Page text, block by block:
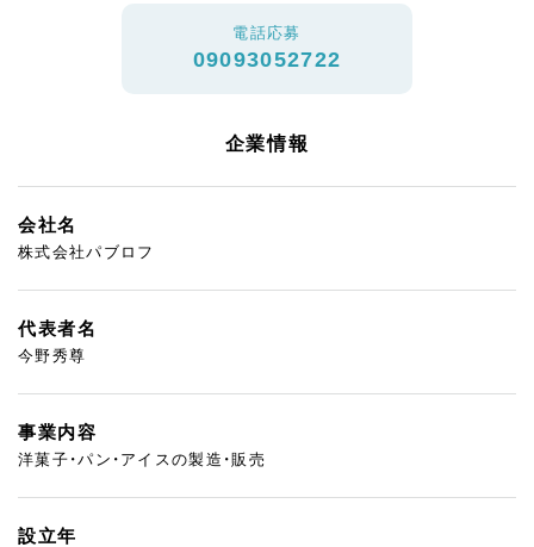
電話応募
09093052722
企業情報
会社名
株式会社パブロフ
代表者名
今野秀尊
事業内容
洋菓子・パン・アイスの製造・販売
設立年